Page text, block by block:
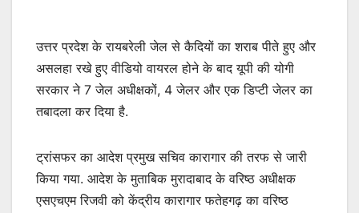
उत्तर प्रदेश के रायबरेली जेल से कैदियों का शराब पीते हुए और
असलहा रखे हुए वीडियो वायरल होने के बाद यूपी की योगी
सरकार ने 7 जेल अधीक्षकों, 4 जेलर और एक डिप्टी जेलर का
तबादला कर दिया है.
ट्रांसफर का आदेश प्रमुख सचिव कारागार की तरफ से जारी
किया गया. आदेश के मुताबिक मुरादाबाद के वरिष्ठ अधीक्षक
एसएचएम रिजवी को केंद्रीय कारागार फतेहगढ़ का वरिष्ठ